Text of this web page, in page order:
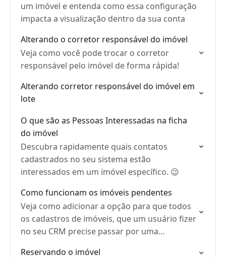
um imóvel e entenda como essa configuração
impacta a visualização dentro da sua conta
Alterando o corretor responsável do imóvel
Veja como você pode trocar o corretor
responsável pelo imóvel de forma rápida!
Alterando corretor responsável do imóvel em
lote
O que são as Pessoas Interessadas na ficha
do imóvel
Descubra rapidamente quais contatos
cadastrados no seu sistema estão
interessados em um imóvel específico. 😉
Como funcionam os imóveis pendentes
Veja como adicionar a opção para que todos
os cadastros de imóveis, que um usuário fizer
no seu CRM precise passar por uma
Reservando o imóvel